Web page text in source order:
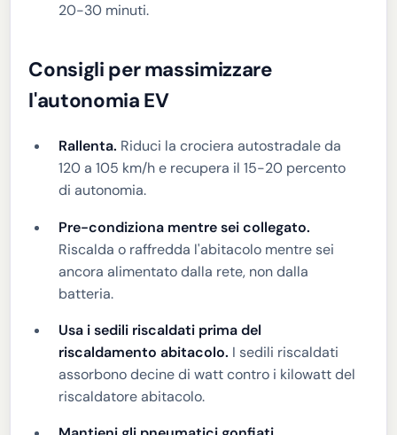
20-30 minuti.
Consigli per massimizzare
l'autonomia EV
Rallenta. Riduci la crociera autostradale da
120 a 105 km/h e recupera il 15-20 percento
di autonomia.
Pre-condiziona mentre sei collegato.
Riscalda o raffredda l'abitacolo mentre sei
ancora alimentato dalla rete, non dalla
batteria.
Usa i sedili riscaldati prima del
riscaldamento abitacolo. I sedili riscaldati
assorbono decine di watt contro i kilowatt del
riscaldatore abitacolo.